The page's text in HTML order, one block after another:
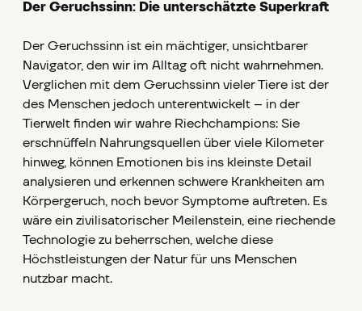
Der Geruchssinn: Die unterschätzte Superkraft
Der Geruchssinn ist ein mächtiger, unsichtbarer
Navigator, den wir im Alltag oft nicht wahrnehmen.
Verglichen mit dem Geruchssinn vieler Tiere ist der
des Menschen jedoch unterentwickelt – in der
Tierwelt finden wir wahre Riechchampions: Sie
erschnüffeln Nahrungsquellen über viele Kilometer
hinweg, können Emotionen bis ins kleinste Detail
analysieren und erkennen schwere Krankheiten am
Körpergeruch, noch bevor Symptome auftreten. Es
wäre ein zivilisatorischer Meilenstein, eine riechende
Technologie zu beherrschen, welche diese
Höchstleistungen der Natur für uns Menschen
nutzbar macht.